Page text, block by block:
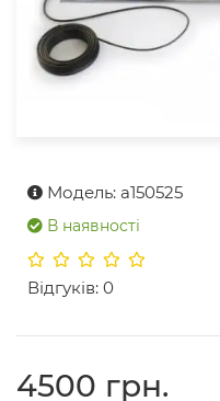
Модель: a150525
В наявності
Відгуків: 0
4500 грн.